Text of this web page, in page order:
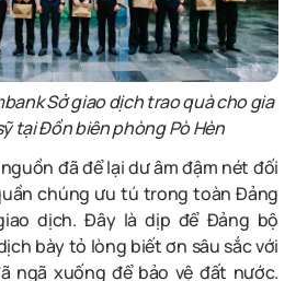
Sở giao dịch trao quà cho gia
tại Đồn biên phòng Pò Hèn
đã để lại dư âm đậm nét đối
chúng ưu tú trong toàn Đảng
dịch. Đây là dịp để Đảng bộ
bày tỏ lòng biết ơn sâu sắc với
ngã xuống để bảo vệ đất nước.